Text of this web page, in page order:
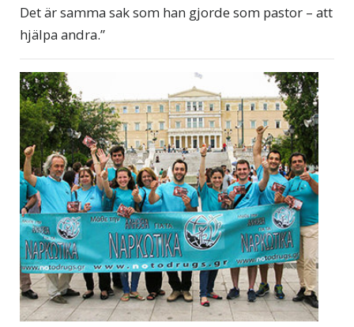
Det är samma sak som han gjorde som pastor – att
hjälpa andra.”